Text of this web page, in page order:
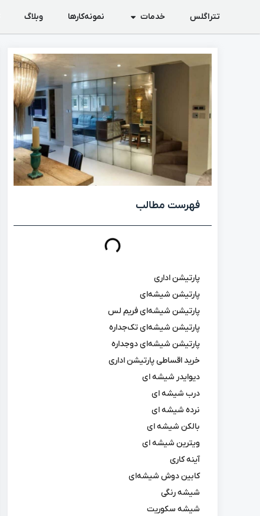
تتراگلس خدمات نمونه‌کارها وبلاگ
فهرست مطالب
پارتیشن اداری
پارتیشن شیشه‌ای
پارتیشن شیشه‌ای فریم لس
پارتیشن شیشه‌ای تک‌جداره
پارتیشن شیشه‌ای دوجداره
خرید اقساطی پارتیشن اداری
دیوایدر شیشه ای
درب شیشه ای
نرده شیشه ای
بالکن شیشه ای
ویترین شیشه ای
آینه کاری
کابین دوش شیشه‌ای
شیشه رنگی
شیشه سکوریت